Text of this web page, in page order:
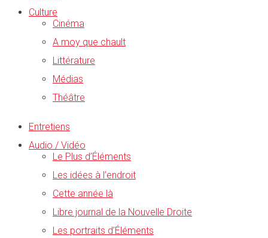
Culture
Cinéma
A moy que chault
Littérature
Médias
Théâtre
Entretiens
Audio / Vidéo
Le Plus d’Éléments
Les idées à l’endroit
Cette année là
Libre journal de la Nouvelle Droite
Les portraits d’Éléments